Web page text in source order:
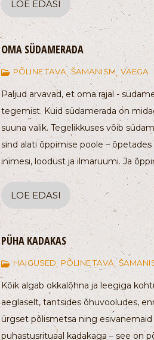
LOE EDASI
OMA SÜDAMERADA
PÕLINE TAVA, ŠAMANISM VÄEGA
Paljud arvavad, et oma rajal -
tegemist. Kuid südamerada on
suuna valik. Tegelikkuses võib
sind alati õppimise poole –
inimesi, loodust ja ilmaruumi. Ja
LOE EDASI
PÜHA KADAKAS
HAIGUSED PÕLINE TAVA,
Kõik algab okkalõhna ja leegiga
aeglaselt, tantsides õhuvooludes,
ürgset põlismetsa ning
puhastusrituaal kadakaga – see on